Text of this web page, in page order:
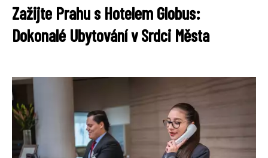
Zažijte Prahu s Hotelem Globus:
Dokonalé Ubytování v Srdci Města